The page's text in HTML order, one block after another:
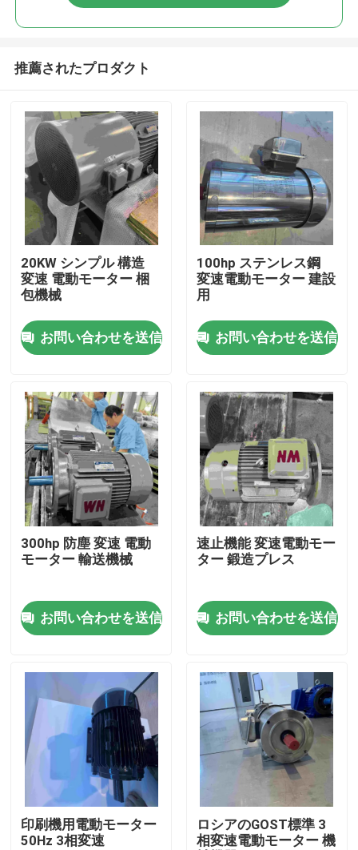
製品
ビデオ
私達について
品質管理
私達に連絡しなさい
引用を要求しなさい
高性能の電動機
単一フェーズの電動機
推薦されたプロダクト
20KW シンプル 構造
変速 電動モーター 梱
包機械
お問い合わせを送信
100hp ステンレス鋼
変速電動モーター 建設
用
お問い合わせを送信
300hp 防塵 変速 電動
モーター 輸送機械
お問い合わせを送信
速止機能 変速電動モー
ター 鍛造プレス
お問い合わせを送信
印刷機用電動モーター
50Hz 3相変速
ロシアのGOST標準 3
相変速電動モーター 機